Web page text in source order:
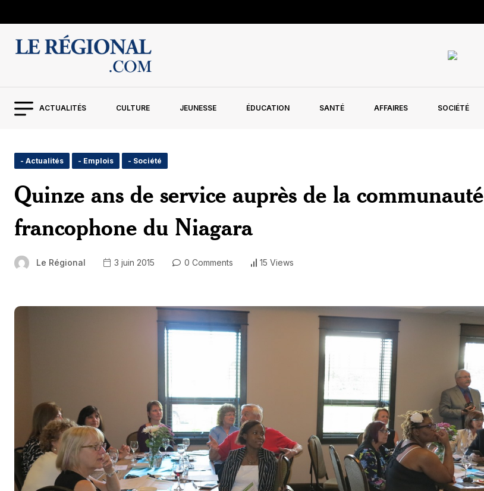
ACTUALITÉS CULTURE JEUNESSE ÉDUCATION SANTÉ AFFAIRES SOCIÉTÉ
- Actualités - Emplois - Société
Quinze ans de service auprès de la communauté
francophone du Niagara
Le Régional 3 juin 2015 0 Comments 15 Views